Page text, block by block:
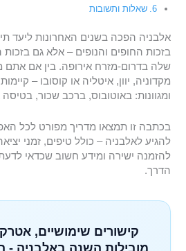
שאלות ותשובות
אלבניה הפכה בשנים האחרונות ליעד
בזכות החופים והנופים – אלא גם
שלה בדרום-מזרח אירופה. בין אם אתם
מקדוניה, יוון, איטליה או קוסובו –
ומגוונות: באוטובוס, ברכב שכור,
בכתבה זו תמצאו מדריך מפורט לכל
להגיע לאלבניה – כולל טיפים, זמני
להזמנה ישירה ומידע חשוב שכדאי
הדרך.
קישורים שימושיים,
מובילות השנה באלבניה -